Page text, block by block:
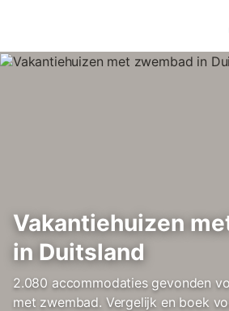
Vakantiehuizen
in Duitsland
2.080 accommodaties gevonden
met zwembad. Vergelijk en boek